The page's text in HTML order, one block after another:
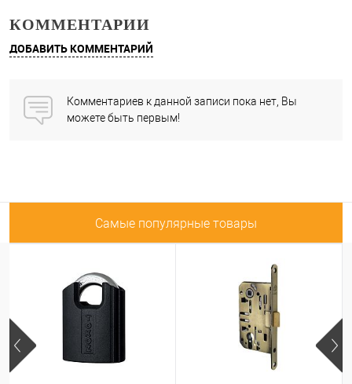
КОММЕНТАРИИ
ДОБАВИТЬ КОММЕНТАРИЙ
Комментариев к данной записи пока нет, Вы
можете быть первым!
Самые популярные товары